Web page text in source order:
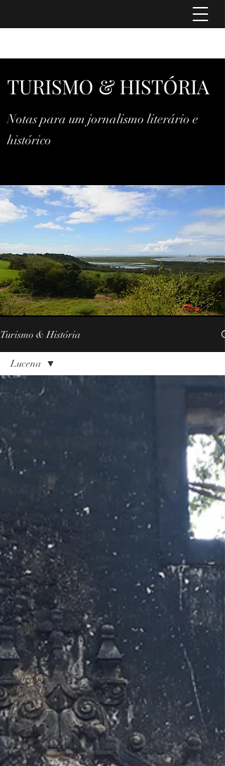
TURISMO & HISTÓRIA
Notas para um jornalismo literário e
histórico
Turismo & História
Todos os
posts
Bahia
Thomas
Bruno
Crônica
Grande do
Norte
Festa de
Padroeira
João
Pessoa
Livraria
Paraíba
Patrimônio
Histórico
Patrimônio
Natural
Literatura
Caturité
Conto
Lucena